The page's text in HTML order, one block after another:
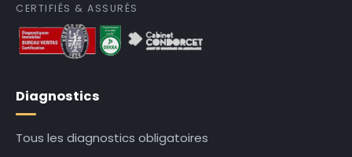
CERTIFIÉS & ASSURÉS
Diagnostics
Tous les diagnostics obligatoires